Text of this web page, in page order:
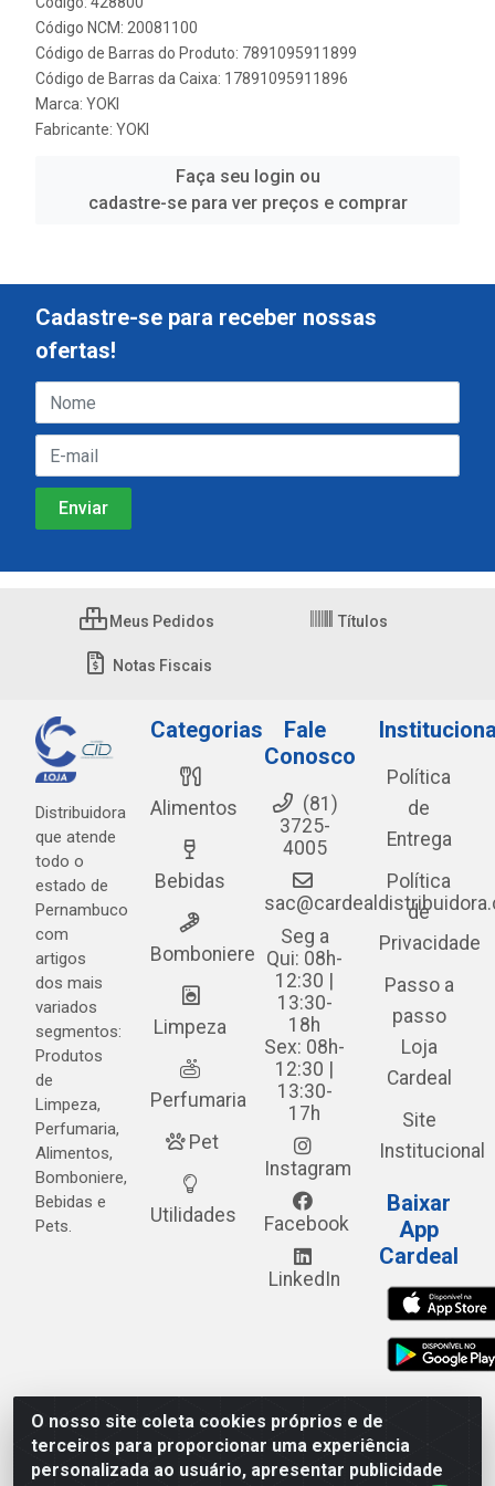
Código NCM: 20081100
Código de Barras do Produto: 7891095911899
Código de Barras da Caixa: 17891095911896
Marca: YOKI
Fabricante: YOKI
Faça seu login ou
cadastre-se para ver preços e comprar
O nosso site coleta cookies próprios e de
terceiros para proporcionar uma experiência
personalizada ao usuário, apresentar publicidade
Cadastre-se para receber nossas
ofertas!
Meus Pedidos Títulos
Notas Fiscais
Distribuidora
que atende
todo o
estado de
Pernambuco
com
artigos
dos mais
variados
segmentos:
Produtos
de
Limpeza,
Perfumaria,
Alimentos,
Bomboniere,
Bebidas e
Pets.
Categorias
Alimentos
Bebidas
Bomboniere
Limpeza
Perfumaria
Pet
Utilidades
Fale
Conosco
(81)
3725-
4005
Seg a
Qui: 08h-
12:30 |
13:30-
18h
Sex: 08h-
12:30 |
13:30-
17h
Instagram
Facebook
LinkedIn
Política
de
Entrega
Política
de
Privacidade
Passo a
passo
Loja
Cardeal
Site
Institucional
Baixar
App
Cardeal
Cardeal Distribuidora - Estrada Alto do Moura, 582 - Alto
do Moura - Caruaru/PE - CEP 55.040-120 - CNPJ